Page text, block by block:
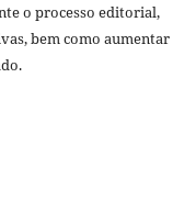
o processo editorial,
bem como aumentar